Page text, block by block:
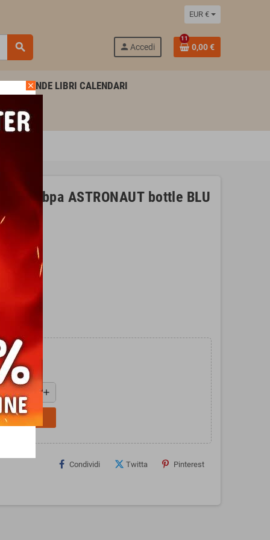
EUR €
search person Accedi
11
0,00 €
AGENDE LIBRI CALENDARI
litro
bpa ASTRONAUT bottle BLU
add
Condividi Twitta Pinterest
close